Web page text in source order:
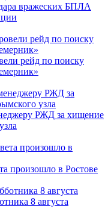
вражеских БПЛА
рейд по поиску
РЖД за хищение
произошло в Ростове
8 августа